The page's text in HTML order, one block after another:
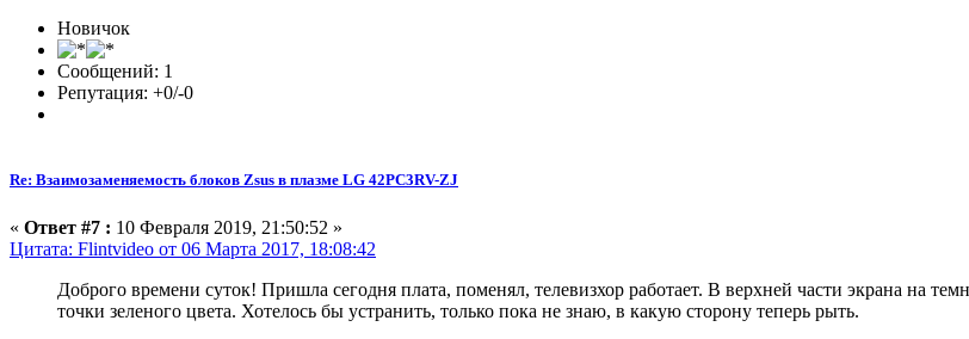
Новичок
Сообщений: 1
Репутация: +0/-0
Re: Взаимозаменяемость блоков Zsus в плазме LG 42PC3RV-ZJ
« Ответ #7 : 10 Февраля 2019, 21:50:52 »
Цитата: Flintvideo от 06 Марта 2017, 18:08:42
Доброго времени суток! Пришла сегодня плата, поменял, телевизхор работает. В верхней части экрана на
точки зеленого цвета. Хотелось бы устранить, только пока не знаю, в какую сторону теперь рыть.